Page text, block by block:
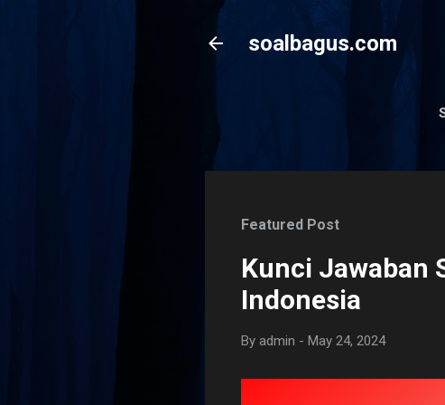
soalbagus.com
Featured Post
Kunci Jawaban
Indonesia
By admin - May 24, 2024